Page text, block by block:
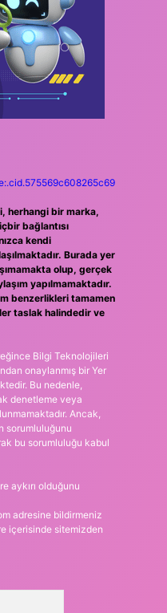
herhangi bir marka,
bağlantısı
kendi
Burada yer
olup, gerçek
yapılmamaktadır.
benzerlikleri tamamen
taslak halindedir ve
Bilgi Teknolojileri
onaylanmış bir Yer
Bu nedenle,
denetleme veya
Ancak,
sorumluluğunu
bu sorumluluğu kabul
aykırı olduğunu
adresine bildirmeniz
içerisinde sitemizden